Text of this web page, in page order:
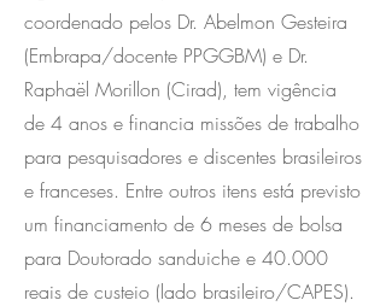
coordenado pelos Dr. Abelmon Gesteira
(Embrapa/docente PPGGBM) e Dr.
Raphaël Morillon (Cirad), tem vigência
de 4 anos e financia missões de trabalho
para pesquisadores e discentes brasileiros
e franceses. Entre outros itens está previsto
um financiamento de 6 meses de bolsa
para Doutorado sanduiche e 40.000
reais de custeio (lado brasileiro/CAPES).